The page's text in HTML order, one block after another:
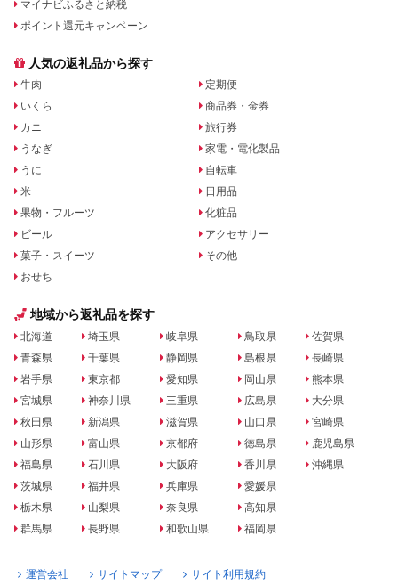
マイナビふるさと納税
ポイント還元キャンペーン
人気の返礼品から探す
牛肉
いくら
カニ
うなぎ
うに
米
果物・フルーツ
ビール
菓子・スイーツ
おせち
定期便
商品券・金券
旅行券
家電・電化製品
自転車
日用品
化粧品
アクセサリー
その他
地域から返礼品を探す
北海道
青森県
岩手県
宮城県
秋田県
山形県
福島県
茨城県
栃木県
群馬県
埼玉県
千葉県
東京都
神奈川県
新潟県
富山県
石川県
福井県
山梨県
長野県
岐阜県
静岡県
愛知県
三重県
滋賀県
京都府
大阪府
兵庫県
奈良県
和歌山県
鳥取県
島根県
岡山県
広島県
山口県
徳島県
香川県
愛媛県
高知県
福岡県
佐賀県
長崎県
熊本県
大分県
宮崎県
鹿児島県
沖縄県
運営会社 サイトマップ サイト利用規約